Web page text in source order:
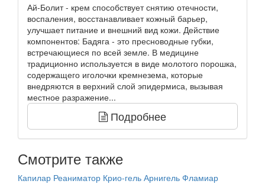
Ай-Болит - крем способствует снятию отечности,
воспаления, восстанавливает кожный барьер,
улучшает питание и внешний вид кожи. Действие
компонентов: Бадяга - это пресноводные губки,
встречающиеся по всей земле. В медицине
традиционно используется в виде молотого порошка,
содержащего иголочки кремнезема, которые
внедряются в верхний слой эпидермиса, вызывая
местное разражение...
Подробнее
Смотрите также
Капилар Реаниматор Крио-гель Арнигель Фламиар